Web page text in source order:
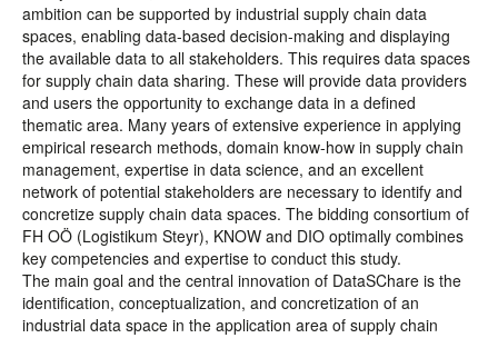
ambition can be supported by industrial supply chain data
spaces, enabling data-based decision-making and displaying
the available data to all stakeholders. This requires data spaces
for supply chain data sharing. These will provide data providers
and users the opportunity to exchange data in a defined
thematic area. Many years of extensive experience in applying
empirical research methods, domain know-how in supply chain
management, expertise in data science, and an excellent
network of potential stakeholders are necessary to identify and
concretize supply chain data spaces. The bidding consortium of
FH OÖ (Logistikum Steyr), KNOW and DIO optimally combines
key competencies and expertise to conduct this study.
The main goal and the central innovation of DataSChare is the
identification, conceptualization, and concretization of an
industrial data space in the application area of supply chain